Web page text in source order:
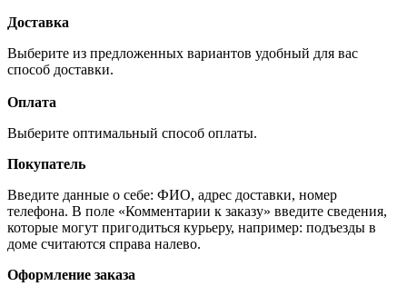
Доставка
Выберите из предложенных вариантов удобный для вас
способ доставки.
Оплата
Выберите оптимальный способ оплаты.
Покупатель
Введите данные о себе: ФИО, адрес доставки, номер
телефона. В поле «Комментарии к заказу» введите сведения,
которые могут пригодиться курьеру, например: подъезды в
доме считаются справа налево.
Оформление заказа